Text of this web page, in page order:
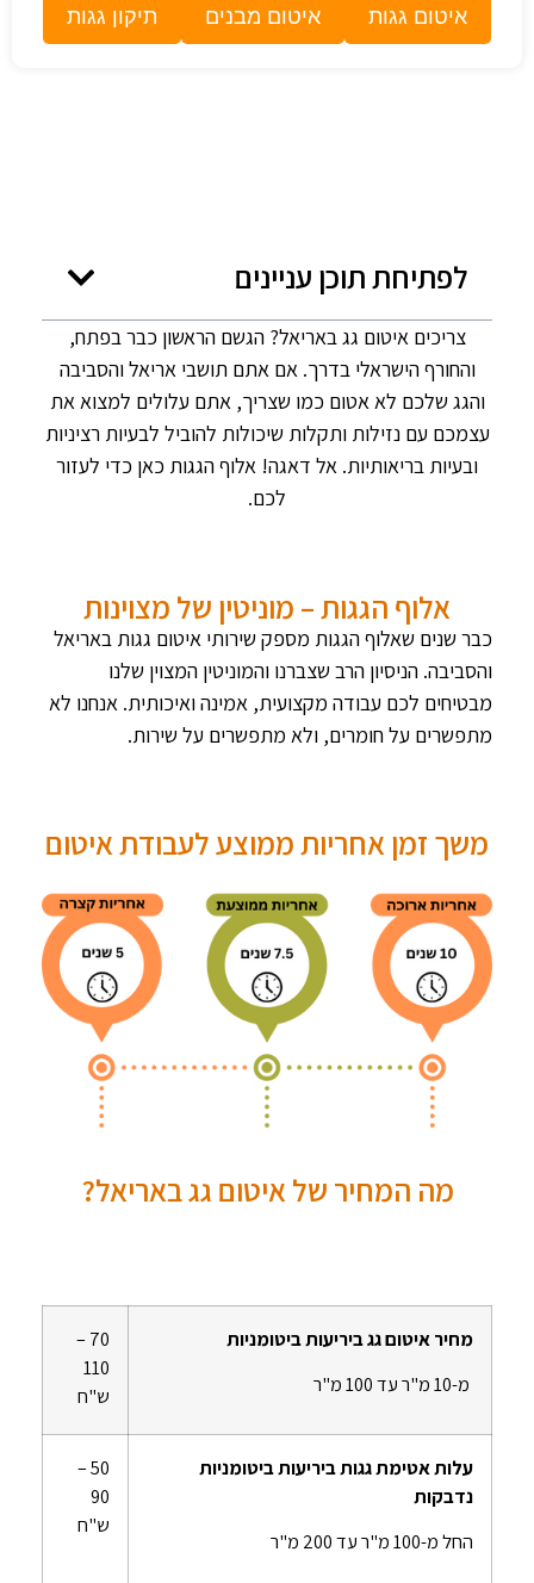
איטום גגות איטום מבנים תיקון גגות
לפתיחת תוכן עניינים
צריכים איטום גג באריאל? הגשם הראשון כבר בפתח,
והחורף הישראלי בדרך. אם אתם תושבי אריאל והסביבה
והגג שלכם לא אטום כמו שצריך, אתם עלולים למצוא את
עצמכם עם נזילות ותקלות שיכולות להוביל לבעיות רציניות
ובעיות בריאותיות. אל דאגה! אלוף הגגות כאן כדי לעזור
לכם.
אלוף הגגות – מוניטין של מצוינות
כבר שנים שאלוף הגגות מספק שירותי איטום גגות באריאל
והסביבה. הניסיון הרב שצברנו והמוניטין המצוין שלנו
מבטיחים לכם עבודה מקצועית, אמינה ואיכותית. אנחנו לא
מתפשרים על חומרים, ולא מתפשרים על שירות.
משך זמן אחריות ממוצע לעבודת איטום
מה המחיר של איטום גג באריאל?
מחיר איטום גג ביריעות ביטומניות
מ-10 מ"ר עד 100 מ"ר
70 –
110
ש"ח
עלות אטימת גגות ביריעות ביטומניות
נדבקות
החל מ-100 מ"ר עד 200 מ"ר
50 –
90
ש"ח